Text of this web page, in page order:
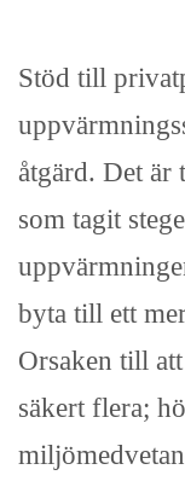
Stöd till
åtgärd. Det är
som tagit
byta till ett
Orsaken till
säkert flera;